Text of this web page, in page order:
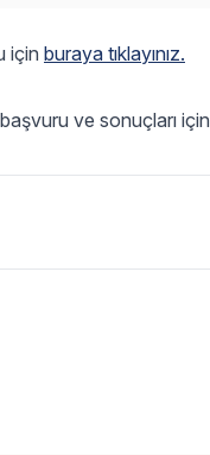
için buraya tıklayınız.
ve sonuçları için